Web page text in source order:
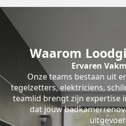
Waarom
Ervaren
Onze teams bestaan uit
tegelzetters, elektriciens,
teamlid brengt zijn expertise
dat jouw